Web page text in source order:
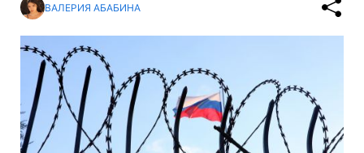
ВАЛЕРИЯ АБАБИНА